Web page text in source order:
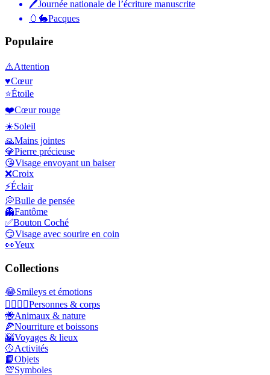
🖊Journée nationale de l’écriture manuscrite
🥚🐇Pacques
Populaire
⚠️Attention
♥️Cœur
⭐Étoile
❤️Cœur rouge
☀️Soleil
🙏Mains jointes
💎Pierre précieuse
😘Visage envoyant un baiser
❌Croix
⚡Éclair
💭Bulle de pensée
👻Fantôme
✅Bouton Coché
😏Visage avec sourire en coin
👀Yeux
Collections
😂Smileys et émotions
👩‍❤️‍💋‍👨Personnes & corps
🐝Animaux & nature
🍕Nourriture et boissons
🌇Voyages & lieux
🥎Activités
📙Objets
💯Symboles